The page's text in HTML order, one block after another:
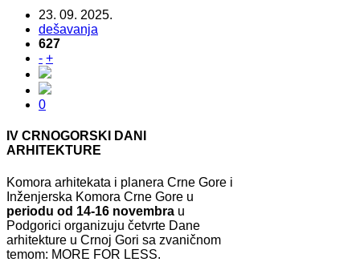
23. 09. 2025.
dešavanja
627
- +
0
IV CRNOGORSKI DANI
ARHITEKTURE
Komora arhitekata i planera Crne Gore i
Inženjerska Komora Crne Gore u
periodu od 14-16 novembra u
Podgorici organizuju četvrte Dane
arhitekture u Crnoj Gori sa zvaničnom
temom: MORE FOR LESS.